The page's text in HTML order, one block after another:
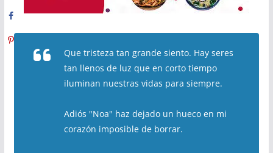
Que tristeza tan grande siento. Hay seres
tan llenos de luz que en corto tiempo
iluminan nuestras vidas para siempre.
Adiós "Noa" haz dejado un hueco en mi
corazón imposible de borrar.